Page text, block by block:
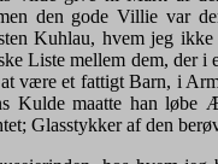
den gode Villie var
Kuhlau, hvem jeg ikke
Liste mellem dem, der i
være et fattigt Barn, i
Kulde maatte han løbe
Glasstykker af den